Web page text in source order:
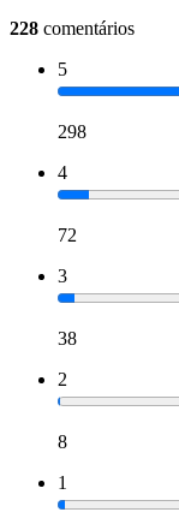
228 comentários
5
298
4
72
3
38
2
8
1